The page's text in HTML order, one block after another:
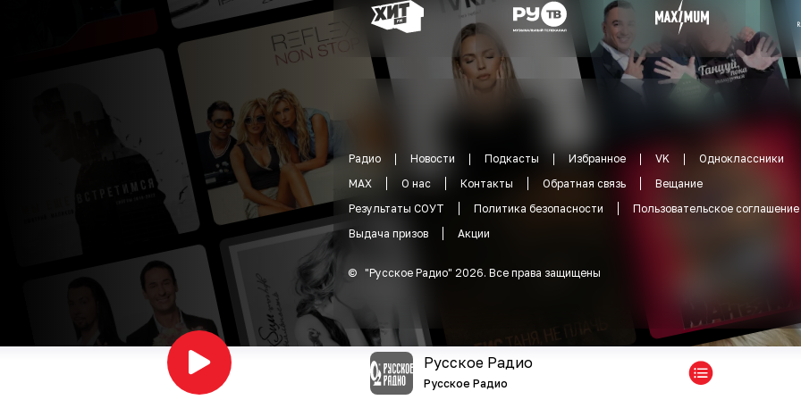
Радио Новости Подкасты Избранное VK
Одноклассники
MAX
О нас Контакты Обратная связь
Вещание
Результаты СОУТ
Политика безопасности
Пользовательское соглашение
Выдача призов
Акции
© "Русское Радио" 2026. Все права защищены
Русское Радио
Русское Радио